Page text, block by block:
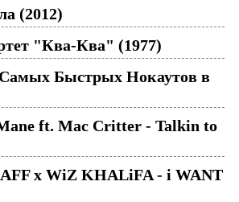
(2012)
"Ква-Ква" (1977)
Быстрых Нокаутов в
ft. Mac Critter - Talkin to
x WiZ KHALiFA - i WANT